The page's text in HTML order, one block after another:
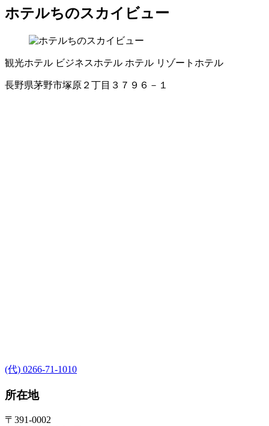
ホテルちのスカイビュー
観光ホテル ビジネスホテル ホテル リゾートホテル
長野県茅野市塚原２丁目３７９６－１
(代) 0266-71-1010
所在地
〒391-0002